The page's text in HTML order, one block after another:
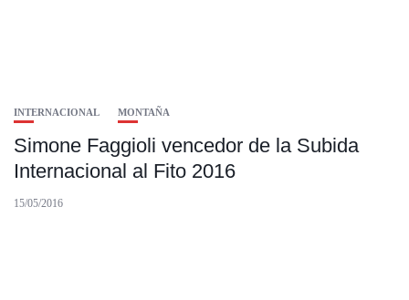
INTERNACIONAL MONTAÑA
Simone Faggioli vencedor de la Subida
Internacional al Fito 2016
15/05/2016